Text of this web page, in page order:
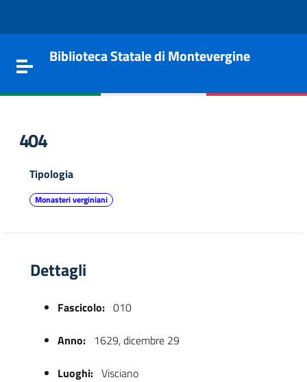
Toggle navigation
Biblioteca Statale di Montevergine
404
Tipologia
Monasteri verginiani
Dettagli
Fascicolo: 010
Anno: 1629, dicembre 29
Luoghi: Visciano